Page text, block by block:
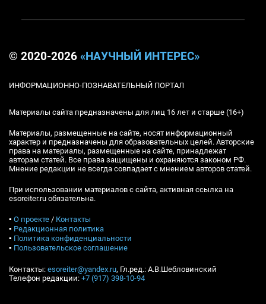
© 2020-2026 «НАУЧНЫЙ ИНТЕРЕС»
ИНФОРМАЦИОННО-ПОЗНАВАТЕЛЬНЫЙ ПОРТАЛ
Материалы сайта предназначены для лиц 16 лет и старше (16+)
Материалы, размещенные на сайте, носят информационный
характер и предназначены для образовательных целей. Авторские
права на материалы, размещенные на сайте, принадлежат
авторам статей. Все права защищены и охраняются законом РФ.
Мнение редакции не всегда совпадает с мнением авторов статей.
При использовании материалов с сайта, активная ссылка на
esoreiter.ru обязательна.
▪ О проекте / Контакты
▪ Редакционная политика
▪ Политика конфиденциальности
▪ Пользовательское соглашение
Контакты: esoreiter@yandex.ru, Гл.ред.: А.В.Шебловинский
Телефон редакции: +7 (917) 398-10-94